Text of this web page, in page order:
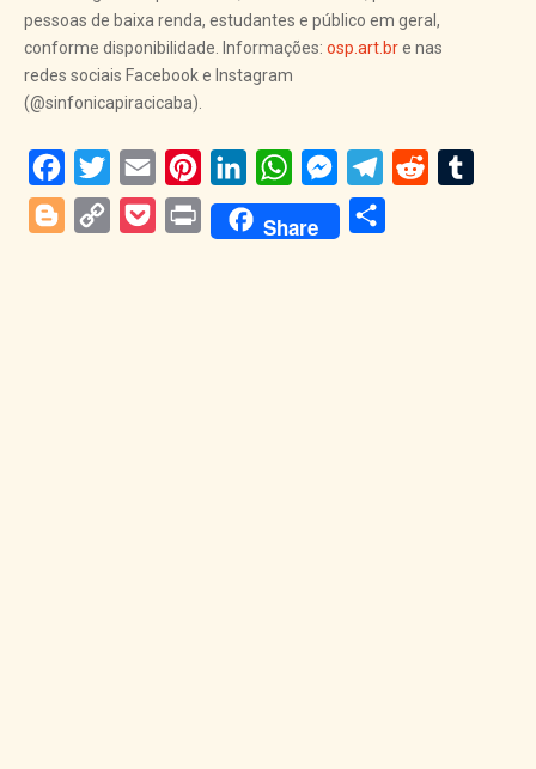
pessoas de baixa renda, estudantes e público em geral,
conforme disponibilidade. Informações: osp.art.bre nas
redes sociais Facebook e Instagram
(@sinfonicapiracicaba).
Facebook
Twitter Email PinterestLinkedInWhatsAppMessengerTelegram
Reddit
BloggerCopy
PocketPrint Share